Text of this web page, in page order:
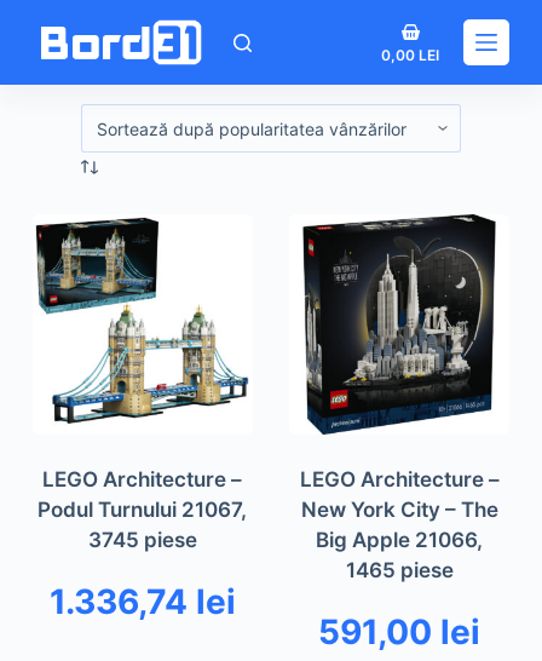
Coș
de
cumpărături
0,00LEI
LEGO Architecture –
Podul Turnului 21067,
3745 piese
1.336,74 lei
LEGO Architecture –
New York City – The
Big Apple 21066,
1465 piese
591,00 lei